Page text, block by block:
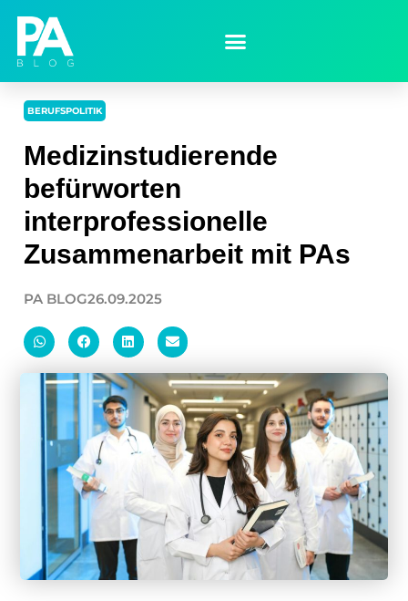
BERUFSPOLITIK
Medizinstudierende
befürworten
interprofessionelle
Zusammenarbeit mit PAs
PA BLOG26.09.2025